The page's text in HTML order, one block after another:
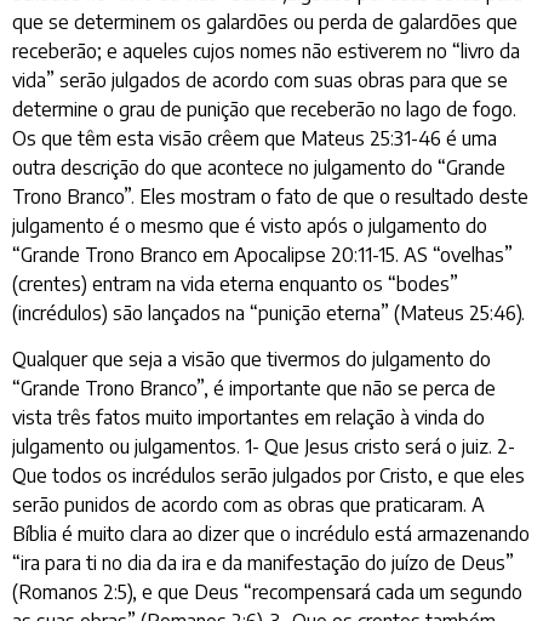
que se determinem os galardões ou perda de galardões que
receberão; e aqueles cujos nomes não estiverem no “livro da
vida” serão julgados de acordo com suas obras para que se
determine o grau de punição que receberão no lago de fogo.
Os que têm esta visão crêem que Mateus 25:31-46 é uma
outra descrição do que acontece no julgamento do “Grande
Trono Branco”. Eles mostram o fato de que o resultado deste
julgamento é o mesmo que é visto após o julgamento do
“Grande Trono Branco em Apocalipse 20:11-15. AS “ovelhas”
(crentes) entram na vida eterna enquanto os “bodes”
(incrédulos) são lançados na “punição eterna” (Mateus 25:46).
Qualquer que seja a visão que tivermos do julgamento do
“Grande Trono Branco”, é importante que não se perca de
vista três fatos muito importantes em relação à vinda do
julgamento ou julgamentos. 1- Que Jesus cristo será o juiz. 2-
Que todos os incrédulos serão julgados por Cristo, e que eles
serão punidos de acordo com as obras que praticaram. A
Bíblia é muito clara ao dizer que o incrédulo está armazenando
“ira para ti no dia da ira e da manifestação do juízo de Deus”
(Romanos 2:5), e que Deus “recompensará cada um segundo